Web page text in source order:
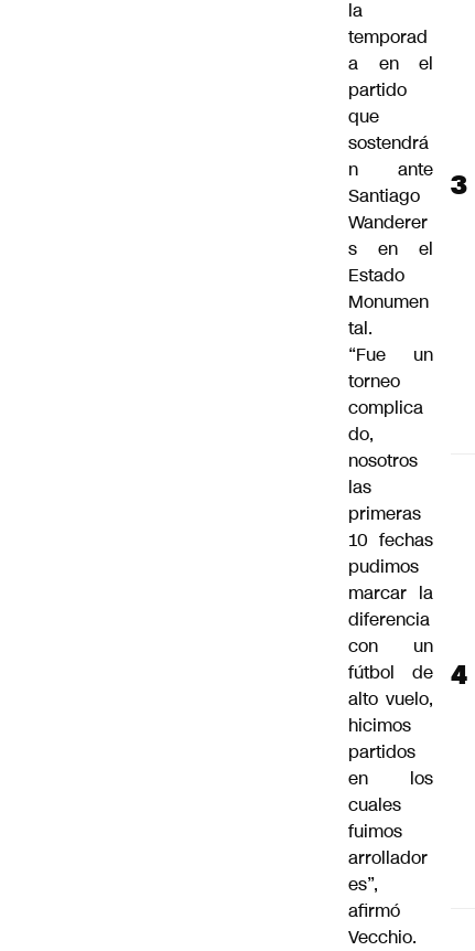
la
temporad
a en el
partido
que
sostendrá
n ante
Santiago
Wanderer
s en el
Estado
Monumen
tal.
“Fue un
torneo
complica
do,
nosotros
las
primeras
10 fechas
pudimos
marcar la
diferencia
con un
fútbol de
alto vuelo,
hicimos
partidos
en los
cuales
fuimos
arrollador
es”,
afirmó
Vecchio.